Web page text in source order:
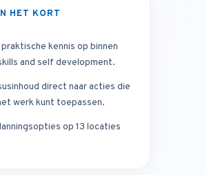
HET KORT
kennis op binnen
and self development.
direct naar acties die
werk kunt toepassen.
op 13 locaties